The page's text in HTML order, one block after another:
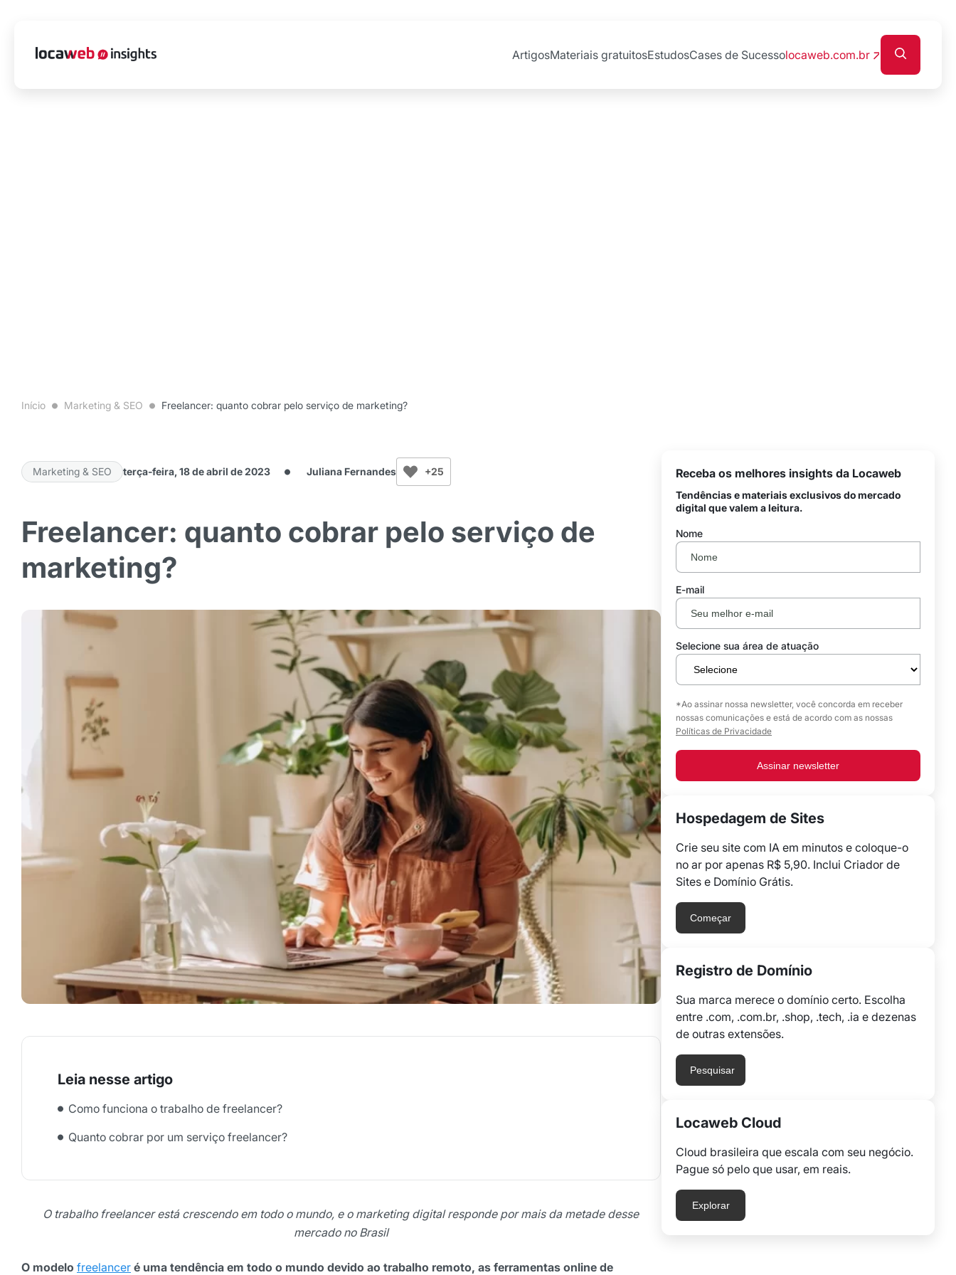
ArtigosMateriais gratuitosEstudosCases de Sucessolocaweb.com.br
Início Marketing & SEO Freelancer: quanto cobrar pelo serviço de marketing?
Marketing & SEO terça-feira, 18 de abril de 2023 Juliana Fernandes +25
Freelancer: quanto cobrar pelo serviço de
marketing?
Como funciona o trabalho de freelancer?
Quanto cobrar por um serviço freelancer?
O trabalho freelancer está crescendo em todo o mundo, e o marketing digital responde por mais da metade desse
mercado no Brasil
O modelo freelancer é uma tendência em todo o mundo devido ao trabalho remoto, as ferramentas online de
Receba os melhores insights da Locaweb
Tendências e materiais exclusivos do mercado
digital que valem a leitura.
Nome
E-mail
Selecione sua área de atuação
*Ao assinar nossa newsletter, você concorda em receber
nossas comunicações e está de acordo com as nossas
Políticas de Privacidade
Assinar newsletter
Hospedagem de Sites
Crie seu site com IA em minutos e coloque-o
no ar por apenas R$ 5,90. Inclui Criador de
Sites e Domínio Grátis.
Começar
Registro de Domínio
Sua marca merece o domínio certo. Escolha
entre .com, .com.br, .shop, .tech, .ia e dezenas
de outras extensões.
Pesquisar
Locaweb Cloud
Cloud brasileira que escala com seu negócio.
Pague só pelo que usar, em reais.
Explorar